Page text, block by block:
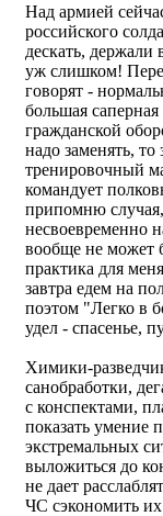
Над армией
российского
дескать,
уж слишком!
говорят -
большая
гражданской
надо заменять,
тренировочный
командует
припомню
несвоевременно
вообще не может
практика для
завтра едем на
поэтом "Легко в
удел - спасенье,
Химики-
санобработки,
с конспектами,
показать умение
экстремальных
выложиться до
не дает
ЧС сэкономить